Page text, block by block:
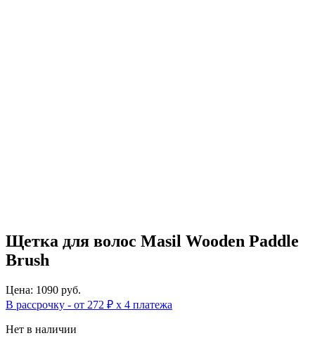
Щетка для волос Masil Wooden Paddle
Brush
Цена: 1090 руб.
В рассрочку - от 272 ₽ х 4 платежа
Нет в наличии